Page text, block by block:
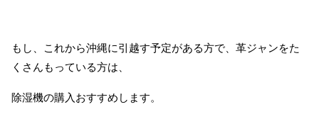
もし、これから沖縄に引越す予定がある方で、革ジャンをた
くさんもっている方は、
除湿機の購入おすすめします。